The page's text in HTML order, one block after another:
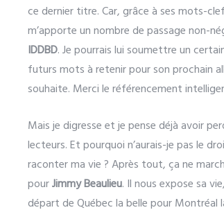
ce dernier titre. Car, grâce à ses mots-
m’apporte un nombre de passage non-
IDDBD. Je pourrais lui soumettre un
futurs mots à retenir pour son prochain
souhaite. Merci le référencement
Mais je digresse et je pense déjà avoir
lecteurs. Et pourquoi n’aurais-je pas le
raconter ma vie ? Après tout, ça ne
pourJimmy Beaulieu. Il nous expose sa
départ de Québec la belle pour Montréal